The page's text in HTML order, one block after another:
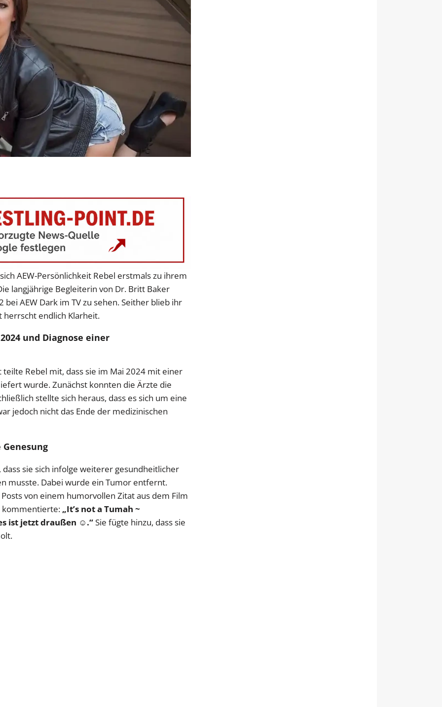
AEW-Persönlichkeit Rebel erstmals zu ihrem
langjährige Begleiterin von Dr. Britt Baker
AEW Dark im TV zu sehen. Seither blieb ihr
herrscht endlich Klarheit.
und Diagnose einer
Rebel mit, dass sie im Mai 2024 mit einer
wurde. Zunächst konnten die Ärzte die
stellte sich heraus, dass es sich um eine
jedoch nicht das Ende der medizinischen
sie sich infolge weiterer gesundheitlicher
musste. Dabei wurde ein Tumor entfernt.
von einem humorvollen Zitat aus dem Film
kommentierte: „It’s not a Tumah ~
ist jetzt draußen ☺️.“Sie fügte hinzu, dass sie